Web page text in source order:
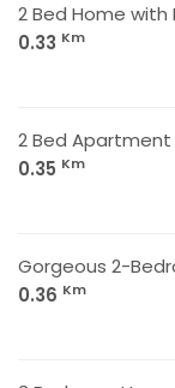
2 Bed Home with
0.33 Km
2 Bed Apartment
0.35 Km
Gorgeous 2-
0.36 Km